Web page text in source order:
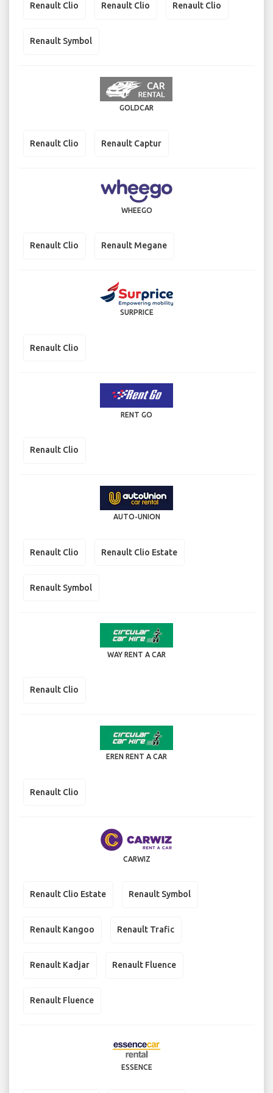
Renault Clio Renault Clio Renault Clio
Renault Symbol
GOLDCAR
Renault Clio Renault Captur
WHEEGO
Renault Clio Renault Megane
SURPRICE
Renault Clio
RENT GO
Renault Clio
AUTO-UNION
Renault Clio Renault Clio Estate
Renault Symbol
WAY RENT A CAR
Renault Clio
EREN RENT A CAR
Renault Clio
CARWIZ
Renault Clio Estate Renault Symbol
Renault Kangoo Renault Trafic
Renault Kadjar Renault Fluence
Renault Fluence
ESSENCE